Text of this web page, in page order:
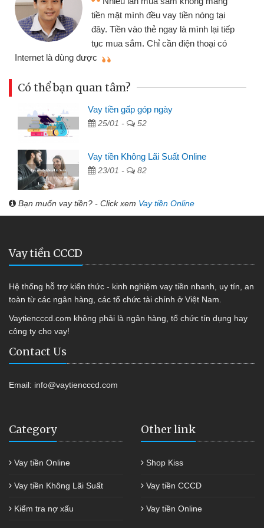
nhiều lúc cần vốn nhập hàng, nhờ biết
đến website qua bạn bè giới thiệu tôi
đã giải quyết được công việc của
Có thể bạn quan tâm?
Vay tiền gấp góp ngày
25/01 - 52
Vay tiền Không Lãi Suất Online
23/01 - 82
Bạn muốn vay tiền? - Click xem Vay tiền Online
Vay tiền CCCD
Hệ thống hỗ trợ kiến thức - kinh nghiệm vay tiền nhanh, uy tín, an
toàn từ các ngân hàng, các tổ chức tài chính ở Việt Nam.
Vaytiencccd.com không phải là ngân hàng, tổ chức tín dụng hay
công ty cho vay!
Contact Us
Email: info@vaytiencccd.com
Category
Vay tiền Online
Vay tiền Không Lãi Suất
Kiểm tra nợ xấu
Other link
Shop Kiss
Vay tiền CCCD
Vay tiền Online